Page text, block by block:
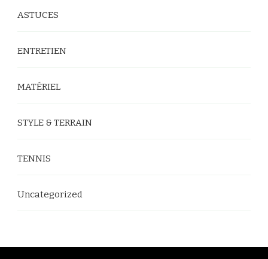
ASTUCES
ENTRETIEN
MATÉRIEL
STYLE & TERRAIN
TENNIS
Uncategorized